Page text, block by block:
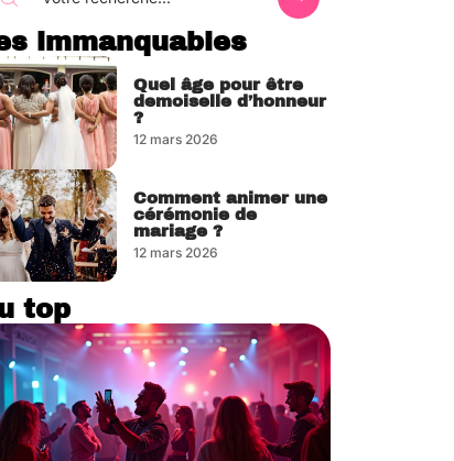
immanquables
Quel âge pour être
demoiselle d’honneur
?
12 mars 2026
Comment animer une
cérémonie de
mariage ?
12 mars 2026
top